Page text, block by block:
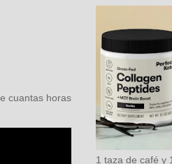
cuantas horas
1 taza de café y